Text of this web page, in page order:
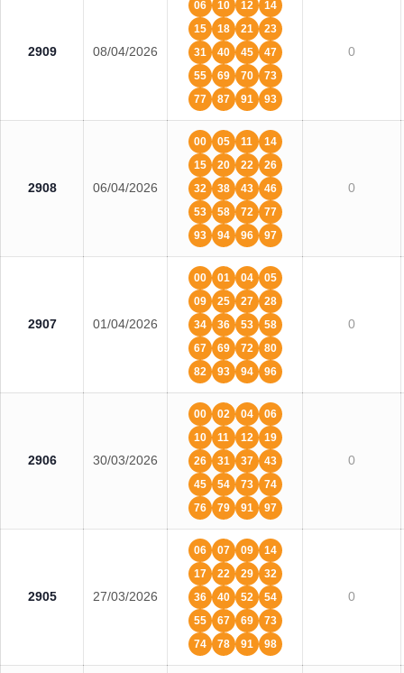
2909 08/04/2026
06 10 12
14
15
18 21
23
31
40 45
47
55
69 70
73
77
87 91 93
0
2908 06/04/2026
00 05 11
14
15
20 22
26
32
38 43
46
53
58 72
77
93
94 96 97
0
2907 01/04/2026
00 01 04
05
09
25 27
28
34
36 53
58
67
69 72
80
82
93 94 96
0
2906 30/03/2026
00 02 04
06
10
11 12
19
26
31 37
43
45
54 73
74
76
79 91 97
0
2905 27/03/2026
06 07 09
14
17
22 29
32
36
40 52
54
55
67 69
73
74
78 91 98
0